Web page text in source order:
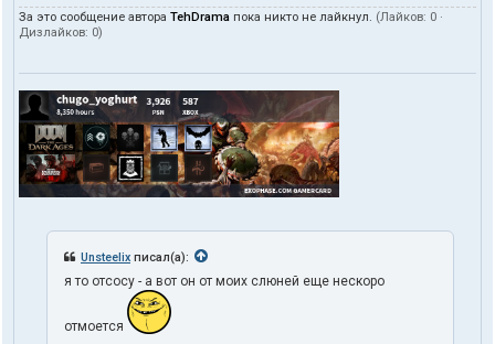
За это сообщение автора TehDrama пока никто не лайкнул. (Лайков: 0 ·
Дизлайков: 0)
Unsteelix писал(а):
я то отсосу - а вот он от моих слюней еще нескоро
отмоется